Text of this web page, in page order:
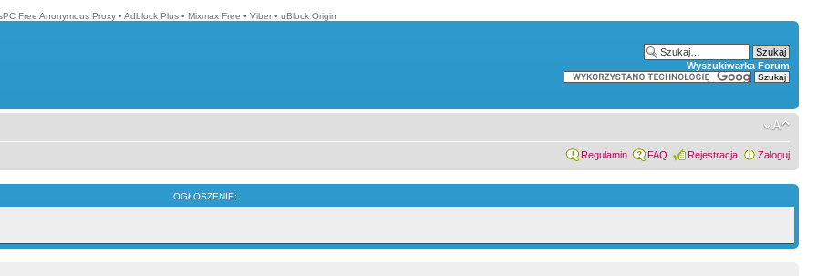
Free Anonymous Proxy • Adblock Plus • Mixmax Free • Viber • uBlock Origin
Wyszukiwarka Forum
Regulamin FAQ Rejestracja Zaloguj
OGŁOSZENIE: